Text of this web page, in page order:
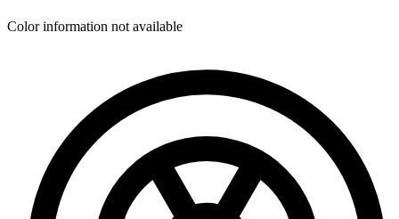
Color information not available